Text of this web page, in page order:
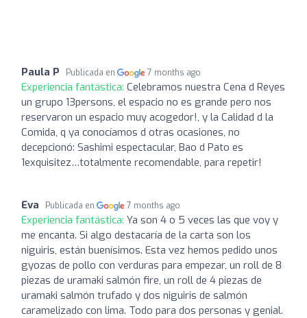
Paula P Publicada en 7 months ago
Experiencia fantástica: Celebramos nuestra Cena d Reyes
un grupo 13persons, el espacio no es grande pero nos
reservaron un espacio muy acogedor!, y la Calidad d la
Comida, q ya conocíamos d otras ocasiones, no
decepcionó: Sashimi espectacular, Bao d Pato es
1exquisitez…totalmente recomendable, para repetir!
Eva Publicada en 7 months ago
Experiencia fantástica: Ya son 4 o 5 veces las que voy y
me encanta. Si algo destacaría de la carta son los
niguiris, están buenísimos. Esta vez hemos pedido unos
gyozas de pollo con verduras para empezar, un roll de 8
piezas de uramaki salmón fire, un roll de 4 piezas de
uramaki salmón trufado y dos niguiris de salmón
caramelizado con lima. Todo para dos personas y genial.